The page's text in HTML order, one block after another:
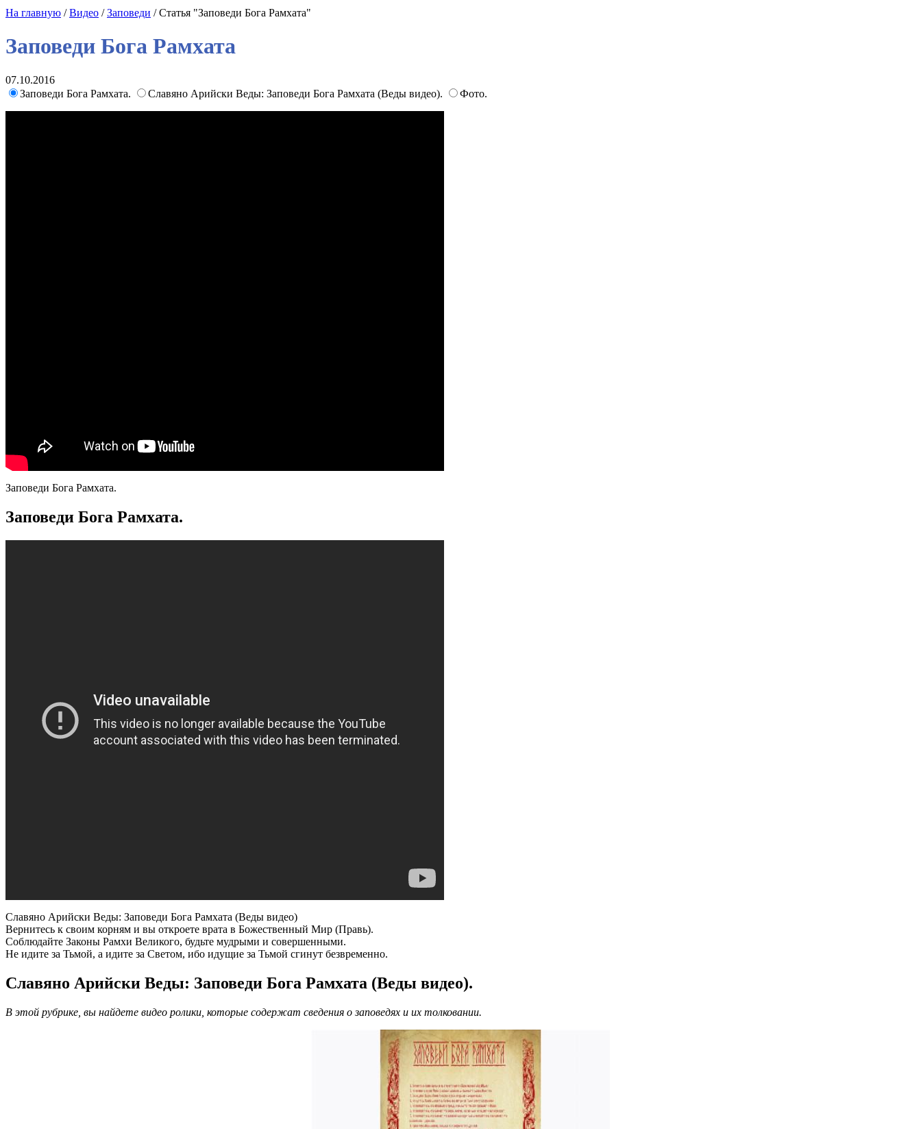
На главную /Видео /Заповеди / Статья "Заповеди Бога Рамхата"
Заповеди Бога Рамхата
07.10.2016
Заповеди Бога Рамхата.
Славяно Арийски Веды: Заповеди Бога Рамхата (Веды видео). Фото.
Заповеди Бога Рамхата.
Заповеди Бога Рамхата.
Славяно Арийски Веды: Заповеди Бога Рамхата (Веды видео)
Вернитесь к своим корням и вы откроете врата в Божественный Мир (Правь).
Соблюдайте Законы Рамхи Великого, будьте мудрыми и совершенными.
Не идите за Тьмой, а идите за Светом, ибо идущие за Тьмой сгинут безвременно.
Славяно Арийски Веды: Заповеди Бога Рамхата (Веды видео).
В этой рубрике, вы найдете видео ролики, которые содержат сведения о заповедях и их толковании.